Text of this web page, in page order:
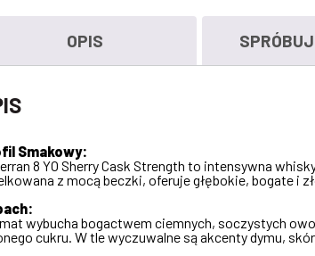
OPIS
Smakowy:
8 YO Sherry Cask Strength to intensywna
z mocą beczki, oferuje głębokie, bogate i
wybucha bogactwem ciemnych, soczystych
cukru. W tle wyczuwalne są akcenty dymu,